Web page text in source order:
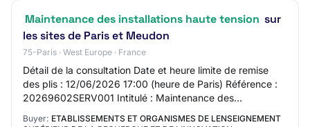
Maintenance des installations haute tension sur
les sites de Paris et Meudon
75-Paris · West Europe · France
Détail de la consultation Date et heure limite de remise
des plis : 12/06/2026 17:00 (heure de Paris) Référence :
20269602SERV001 Intitulé : Maintenance des
Buyer: ETABLISSEMENTS ET ORGANISMES DE LENSEIGNEMENT